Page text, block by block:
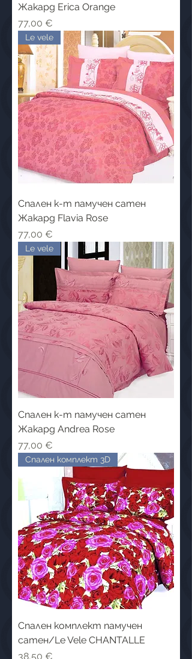
Жакард Erica Orange
Цена
77,00 €
Le vele
Cпален к-т памучен сатен
Жакард Flavia Rose
Цена
77,00 €
Le vele
Cпален к-т памучен сатен
Жакард Andrea Rose
Цена
77,00 €
Спален комплект 3D
Cпален комплект памучен
сатен/Le Vele CHANTALLE
Цена
38,50 €